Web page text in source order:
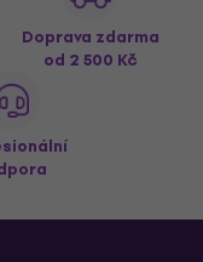
Doprava zdarma
od 2 500 Kč